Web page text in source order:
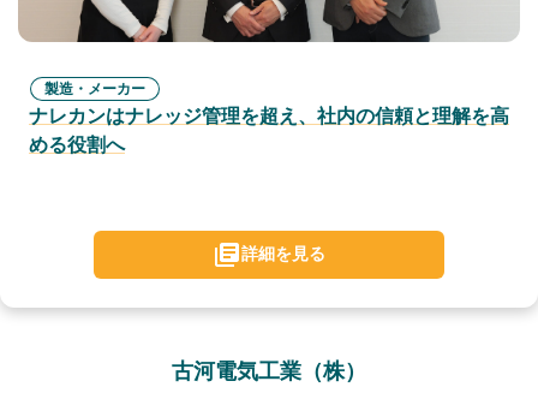
製造・メーカー
ナレカンはナレッジ管理を超え、社内の信頼と理解を高
める役割へ
詳細を見る
古河電気工業（株）